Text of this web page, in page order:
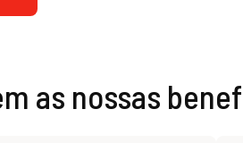
as nossas